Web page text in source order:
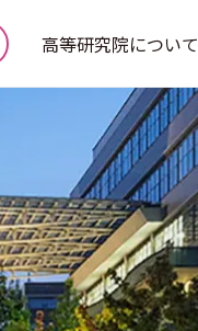
高等研究院について